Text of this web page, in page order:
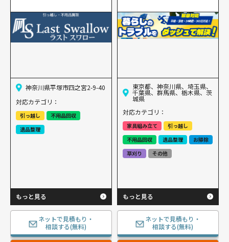
神奈川県平塚市四之宮2-9-40
対応カテゴリ：
引っ越し
不用品回収
遺品整理
もっと見る
ネットで見積もり・
相談する(無料)
東京都、神奈川県、埼玉県、
千葉県、群馬県、栃木県、茨
城県
対応カテゴリ：
家具組み立て
引っ越し
不用品回収
遺品整理
お掃除
草刈り
その他
もっと見る
ネットで見積もり・
相談する(無料)